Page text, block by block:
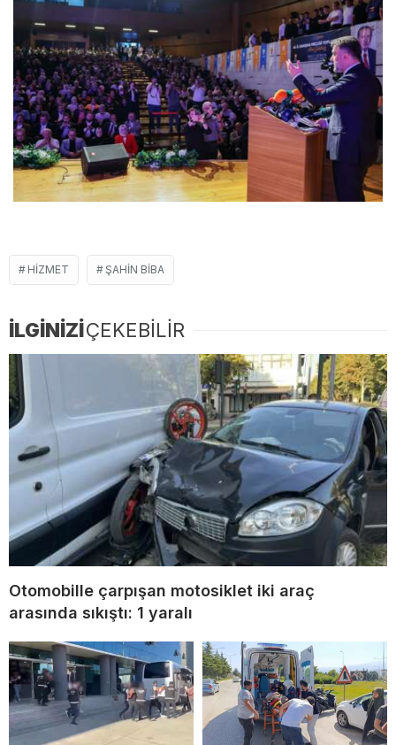
HIZMET ŞAHIN BIBA
İLGİNİZİÇEKEBİLİR
Otomobille çarpışan motosiklet iki araç
arasında sıkıştı: 1 yaralı